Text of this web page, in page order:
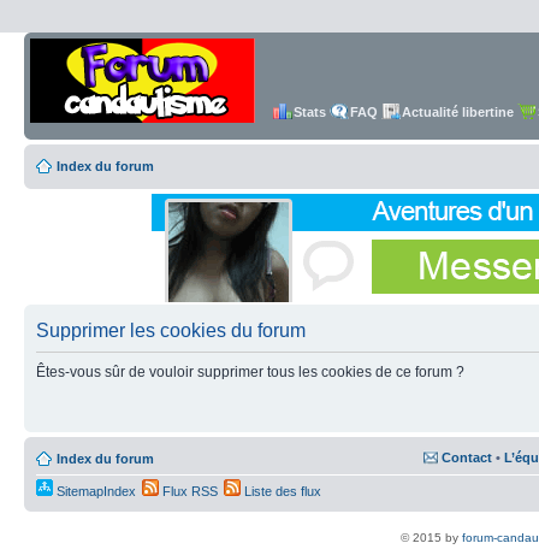
Stats FAQ Actualité libertine
Index du forum
Supprimer les cookies du forum
Êtes-vous sûr de vouloir supprimer tous les cookies de ce forum ?
Index du forum Contact •
SitemapIndex Flux RSS Liste des flux
© 2015 by forum-